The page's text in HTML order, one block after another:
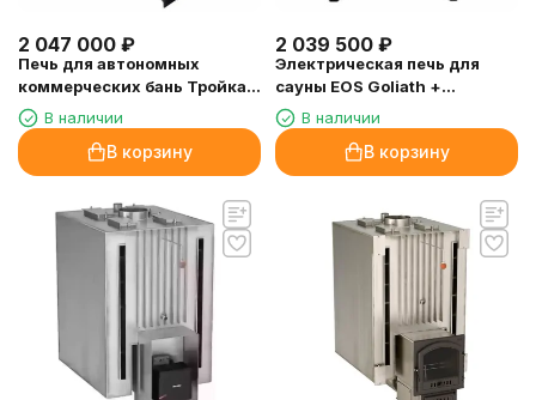
2 047 000 ₽
Печь для автономных
коммерческих бань Тройка
"Севастополь"-250
В наличии
В корзину
2 039 500 ₽
Электрическая печь для
сауны EOS Goliath +
Мельница 18,0 кВт
В наличии
В корзину